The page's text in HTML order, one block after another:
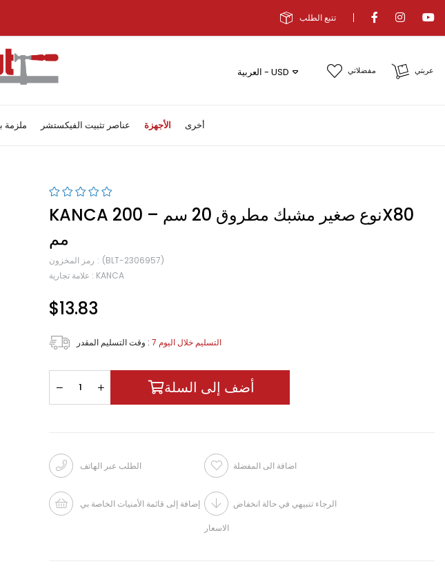
تتبع الطلب
عربتي مفضلاتي العربية - USD
ملزمة عناصر تثبيت الفيكستشر الأجهزة أخرى
KANCA نوع صغير مشبك مطروق 20 سم – 200X80
مم
رمز المخزون
(BLT-2306957)
علامة تجارية : KANCA
$13.83
وقت التسليم المقدر : 7 التسليم خلال اليوم
الطلب عبر الهاتف اضافة الى المفضلة
إضافة إلى قائمة الأمنيات الخاصة بي الرجاء تنبيهي في حالة انخفاض
الاسعار